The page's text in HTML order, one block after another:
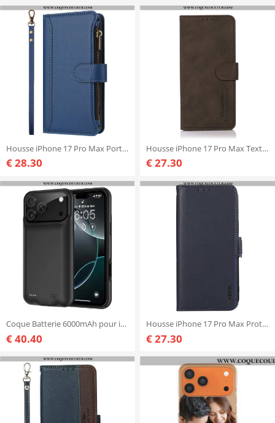
Housse iPhone 17 Pro Max Portefeuille 9 Porte-Cartes et Lanière
€ 28.30
Housse iPhone 17 Pro Max Texturée KHAZNEH
€ 27.30
Coque Batterie 6000mAh pour iPhone 17 Pro Max Protection Renforcée
€ 40.40
Housse iPhone 17 Pro Max Protection RFID ABEEL
€ 27.30